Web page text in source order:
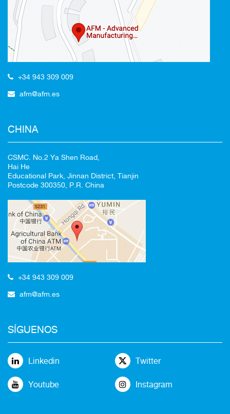
+34 943 309 009
afm@afm.es
CHINA
CSMC. No.2 Ya Shen Road,
Hai He
Educational Park, Jinnan District, Tianjin
Postcode 300350, P.R. China
+34 943 309 009
afm@afm.es
SÍGUENOS
Linkedin Twitter
Youtube Instagram